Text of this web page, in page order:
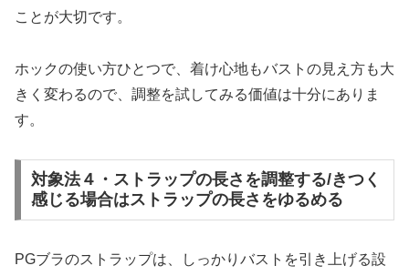
ことが大切です。
ホックの使い方ひとつで、着け心地もバストの見え方も大
きく変わるので、調整を試してみる価値は十分にありま
す。
対象法４・ストラップの長さを調整する/きつく
感じる場合はストラップの長さをゆるめる
PGブラのストラップは、しっかりバストを引き上げる設